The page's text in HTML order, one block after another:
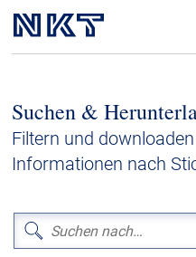
Hochspannung
Kabelservice
Niederspannung
Kabelgarnituren
Suchen &
Filtern und
Informationen nach